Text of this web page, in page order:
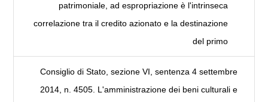
patrimoniale, ad espropriazione è l'intrinseca
correlazione tra il credito azionato e la destinazione
del primo
Consiglio di Stato, sezione VI, sentenza 4 settembre
2014, n. 4505. L'amministrazione dei beni culturali e